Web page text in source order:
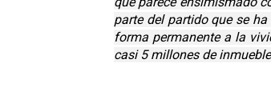
parte del partido que se
forma permanente a la
casi 5 millones de